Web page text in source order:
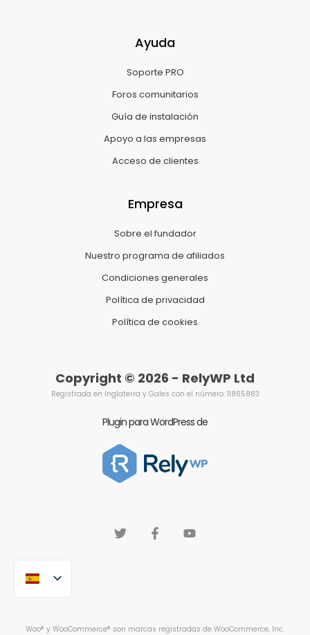
Ayuda
Soporte PRO
Foros comunitarios
Guía de instalación
Apoyo a las empresas
Acceso de clientes
Empresa
Sobre el fundador
Nuestro programa de afiliados
Condiciones generales
Política de privacidad
Política de cookies
Copyright © 2026 - RelyWP Ltd
Registrada en Inglaterra y Gales con el número: 11865883
Plugin para WordPress de
Woo® y WooCommerce® son marcas registradas de WooCommerce, Inc.